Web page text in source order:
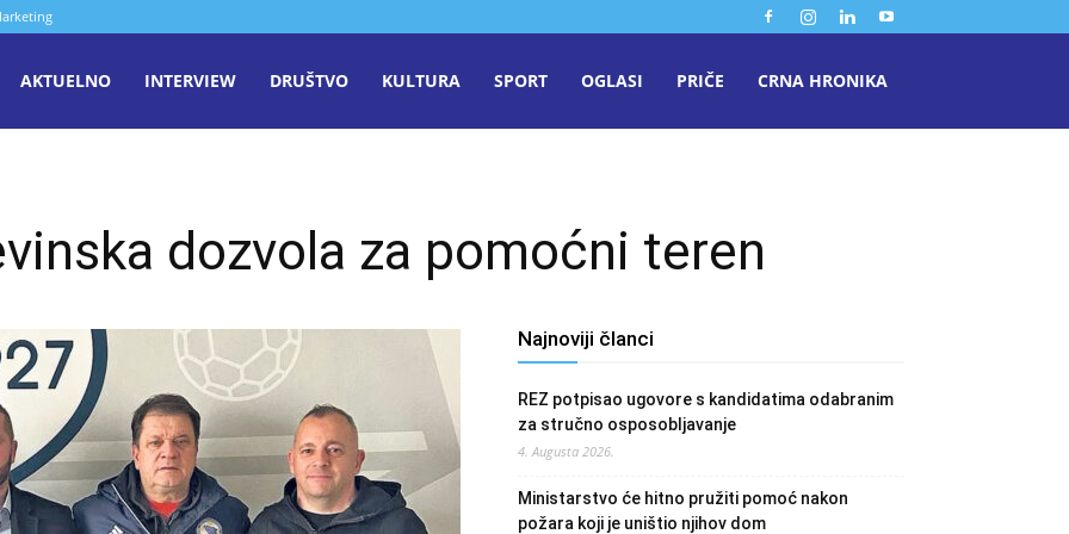
AKTUELNO INTERVIEW DRUŠTVO KULTURA SPORT OGLASI PRIČE CRNA HRONIKA
dozvola za pomoćni teren
Najnoviji članci
REZ potpisao ugovore s kandidatima odabranim
za stručno osposobljavanje
4. Augusta 2026.
Ministarstvo će hitno pružiti pomoć nakon
požara koji je uništio njihov dom